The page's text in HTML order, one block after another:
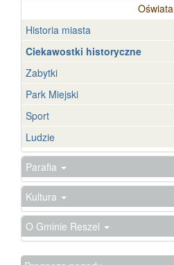
Oświata
Historia miasta
Ciekawostki historyczne
Zabytki
Park Miejski
Sport
Ludzie
Parafia
Kultura
O Gminie Reszel